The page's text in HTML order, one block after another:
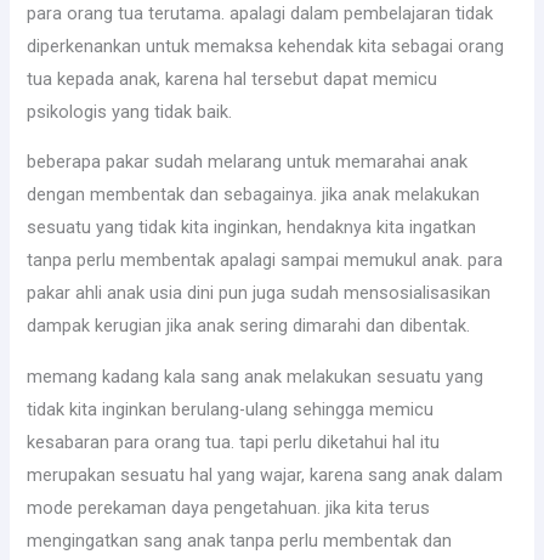
para orang tua terutama. apalagi dalam pembelajaran tidak
diperkenankan untuk memaksa kehendak kita sebagai orang
tua kepada anak, karena hal tersebut dapat memicu
psikologis yang tidak baik.
beberapa pakar sudah melarang untuk memarahai anak
dengan membentak dan sebagainya. jika anak melakukan
sesuatu yang tidak kita inginkan, hendaknya kita ingatkan
tanpa perlu membentak apalagi sampai memukul anak. para
pakar ahli anak usia dini pun juga sudah mensosialisasikan
dampak kerugian jika anak sering dimarahi dan dibentak.
memang kadang kala sang anak melakukan sesuatu yang
tidak kita inginkan berulang-ulang sehingga memicu
kesabaran para orang tua. tapi perlu diketahui hal itu
merupakan sesuatu hal yang wajar, karena sang anak dalam
mode perekaman daya pengetahuan. jika kita terus
mengingatkan sang anak tanpa perlu membentak dan